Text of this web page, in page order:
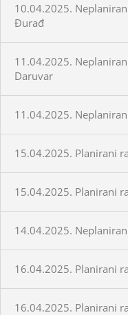
10.04.2025.
Đurađ
11.04.2025.
Daruvar
11.04.2025.
15.04.2025. Planirani
15.04.2025. Planirani
14.04.2025.
16.04.2025. Planirani
16.04.2025. Planirani